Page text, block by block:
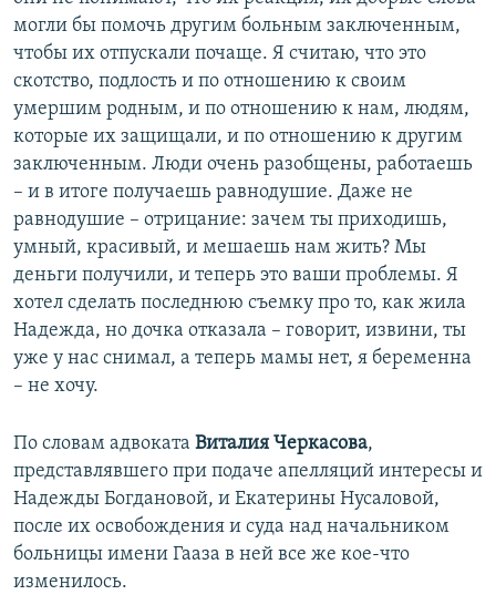
могли бы помочь другим больным заключенным,
чтобы их отпускали почаще. Я считаю, что это
скотство, подлость и по отношению к своим
умершим родным, и по отношению к нам, людям,
которые их защищали, и по отношению к другим
заключенным. Люди очень разобщены, работаешь
– и в итоге получаешь равнодушие. Даже не
равнодушие – отрицание: зачем ты приходишь,
умный, красивый, и мешаешь нам жить? Мы
деньги получили, и теперь это ваши проблемы. Я
хотел сделать последнюю съемку про то, как жила
Надежда, но дочка отказала – говорит, извини, ты
уже у нас снимал, а теперь мамы нет, я беременна
– не хочу.
По словам адвоката Виталия Черкасова,
представлявшего при подаче апелляций интересы и
Надежды Богдановой, и Екатерины Нусаловой,
после их освобождения и суда над начальником
больницы имени Гааза в ней все же кое-что
изменилось.